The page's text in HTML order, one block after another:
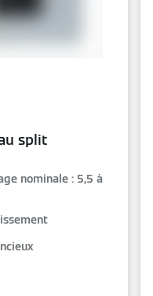
split
nominale : 5,5 à